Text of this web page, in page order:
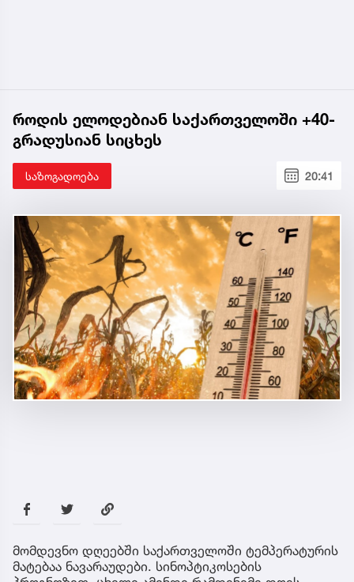
როდის ელოდებიან საქართველოში +40-
გრადუსიან სიცხეს
საზოგადოება 20:41
მომდევნო დღეებში საქართველოში ტემპერატურის
მატებაა ნავარაუდები. სინოპტიკოსების